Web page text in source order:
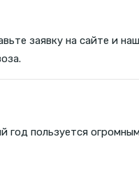
заявку на сайте и
год пользуется